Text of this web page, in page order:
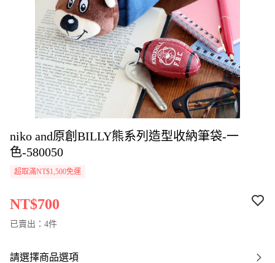
niko and原創BILLY熊系列造型收納筆袋-一
色-580050
超取滿NT$1,500免運
NT$700
已賣出：4件
請選擇商品選項